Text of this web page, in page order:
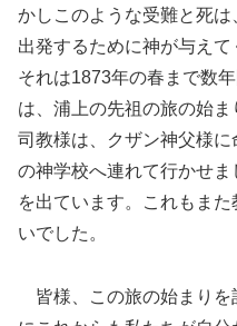
かしこのような受難と死
出発するために神が与えて
それは1873年の春まで数
は、浦上の先祖の旅の始
司教様は、クザン神父様
の神学校へ連れて行かせ
を出ています。これもま
いでした。
皆様、この旅の始まりを